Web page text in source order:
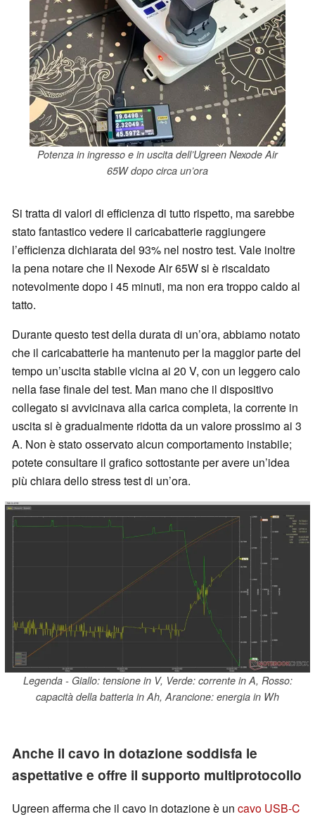
Potenza in ingresso e in uscita dell’Ugreen Nexode Air
65W dopo circa un’ora
Si tratta di valori di efficienza di tutto rispetto, ma sarebbe
stato fantastico vedere il caricabatterie raggiungere
l’efficienza dichiarata del 93% nel nostro test. Vale inoltre
la pena notare che il Nexode Air 65W si è riscaldato
notevolmente dopo i 45 minuti, ma non era troppo caldo al
tatto.
Durante questo test della durata di un’ora, abbiamo notato
che il caricabatterie ha mantenuto per la maggior parte del
tempo un’uscita stabile vicina ai 20 V, con un leggero calo
nella fase finale del test. Man mano che il dispositivo
collegato si avvicinava alla carica completa, la corrente in
uscita si è gradualmente ridotta da un valore prossimo ai 3
A. Non è stato osservato alcun comportamento instabile;
potete consultare il grafico sottostante per avere un’idea
più chiara dello stress test di un’ora.
Legenda - Giallo: tensione in V, Verde: corrente in A, Rosso:
capacità della batteria in Ah, Arancione: energia in Wh
Anche il cavo in dotazione soddisfa le
aspettative e offre il supporto multiprotocollo
Ugreen afferma che il cavo in dotazione è un cavo USB-C